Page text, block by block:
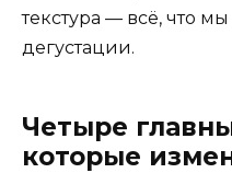
текстура — всё, что
дегустации.
Четыре
которые